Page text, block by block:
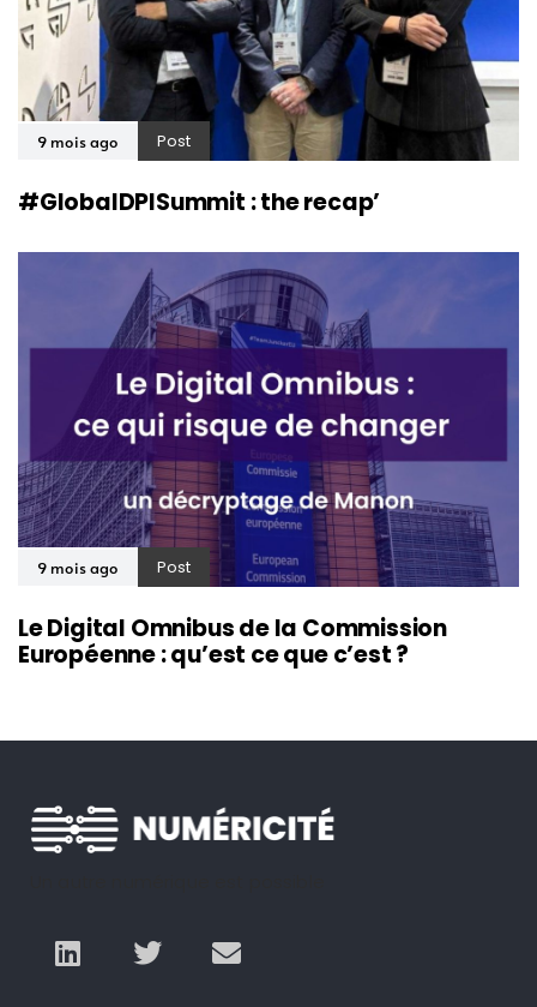
9 mois ago Post
#GlobalDPISummit : the recap’
9 mois ago Post
Le Digital Omnibus de la Commission
Européenne : qu’est ce que c’est ?